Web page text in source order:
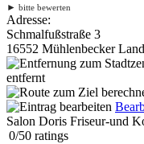
► bitte bewerten
Adresse:
Schmalfußstraße 3
16552 Mühlenbecker Land
entfernt
Salon Doris Friseur-und
0/50 ratings